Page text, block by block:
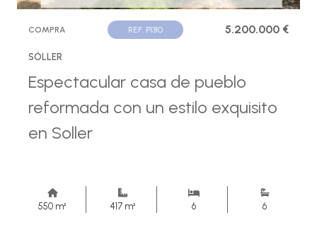
COMPRA REF. P1310 5.200.000 €
SÓLLER
Espectacular casa de pueblo
reformada con un estilo exquisito
en Soller
550 m² 417 m² 6 6